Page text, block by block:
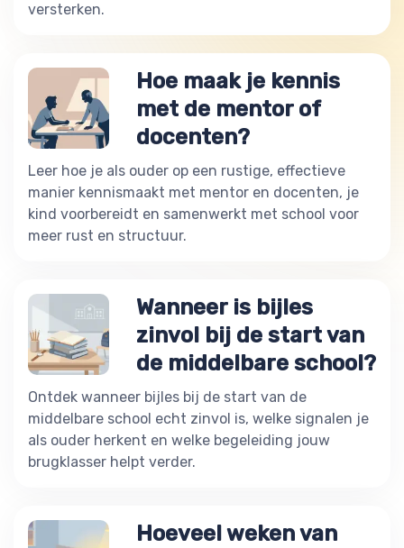
versterken.
Hoe maak je kennis
met de mentor of
docenten?
Leer hoe je als ouder op een rustige, effectieve
manier kennismaakt met mentor en docenten, je
kind voorbereidt en samenwerkt met school voor
meer rust en structuur.
Wanneer is bijles
zinvol bij de start van
de middelbare school?
Ontdek wanneer bijles bij de start van de
middelbare school echt zinvol is, welke signalen je
als ouder herkent en welke begeleiding jouw
brugklasser helpt verder.
Hoeveel weken van